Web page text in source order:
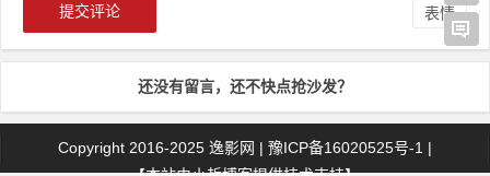
表情
还没有留言，还不快点抢沙发？
Copyright 2016-2025 逸影网 | 豫ICP备16020525号-1 |